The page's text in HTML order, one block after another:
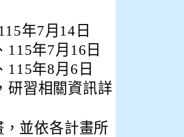
年7月14日
115年7月16日
115年8月6日
研習相關資訊詳
並依各計畫所